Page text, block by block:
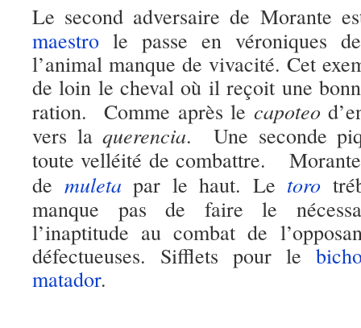
Le second adversaire de Morante
maestro le passe en véroniques
l’animal manque de vivacité. Cet
de loin le cheval où il reçoit une
ration. Comme après le capoteo
vers laquerencia. Une seconde
toute velléité de combattre.
de muleta par le haut. Le toro
manque pas de faire le
l’inaptitude au combat de
défectueuses. Sifflets pour le
matador.